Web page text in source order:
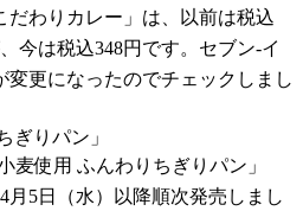
だわりカレー」は、以前は税込
今は税込348円です。セブン-イ
変更になったのでチェックしまし
ぎりパン」
麦使用 ふんわりちぎりパン」
月5日（水）以降順次発売しまし